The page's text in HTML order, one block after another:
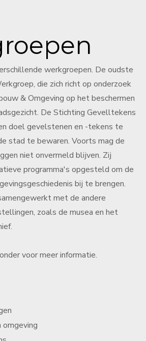
werkgroepen. De oudste
die zich richt op onderzoek
& Omgeving op het beschermen
De Stichting Gevelltekens
doel gevelstenen en -tekens te
stad te bewaren. Voorts mag de
niet onvermeld blijven. Zij
programma's opgesteld om de
bij te brengen.
met de andere
zoals de musea en het
voor meer informatie.